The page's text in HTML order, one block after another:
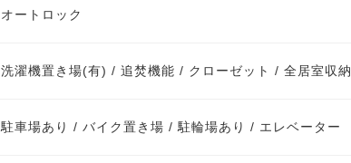
オートロック
洗濯機置き場(有) / 追焚機能 / クローゼット / 全居室収納
駐車場あり / バイク置き場 / 駐輪場あり / エレベーター